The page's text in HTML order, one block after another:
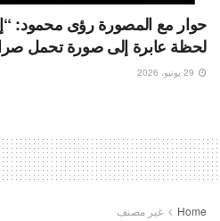
حوار مع المصورة رؤى محمود:
لحظة عابرة إلى صورة تحمل
Home غير مصنف